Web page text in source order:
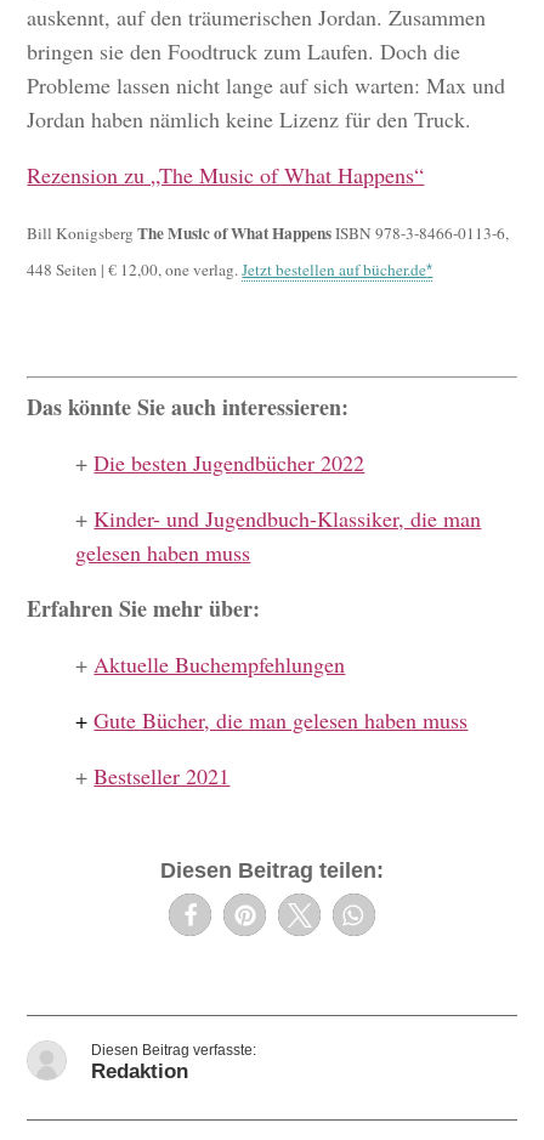
auskennt, auf den träumerischen Jordan. Zusammen
bringen sie den Foodtruck zum Laufen. Doch die
Probleme lassen nicht lange auf sich warten: Max und
Jordan haben nämlich keine Lizenz für den Truck.
Rezension zu „The Music of What Happens“
Bill KonigsbergThe Music of What HappensISBN 978-3-8466-0113-6,
448 Seiten | € 12,00, one verlag.Jetzt bestellen auf bücher.de
Das könnte Sie auch interessieren:
+Die besten Jugendbücher 2022
+Kinder- und Jugendbuch-Klassiker, die man
gelesen haben muss
Erfahren Sie mehr über:
+Aktuelle Buchempfehlungen
+ Gute Bücher, die man gelesen haben muss
+Bestseller 2021
Diesen Beitrag teilen:
Redaktion